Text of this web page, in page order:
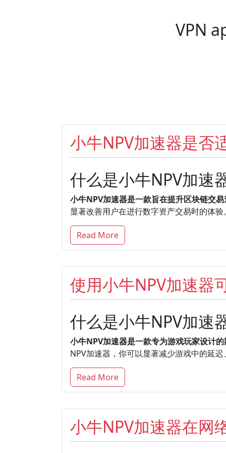
VPN
小牛NPV加速器是否
什么是小牛NPV加速
小牛NPV加速器是一款旨在提升区块链交易
显著改善用户在进行数字资产交易时的体验。
Read More
使用小牛NPV加速器
什么是小牛NPV加速
小牛NPV加速器是一款专为游戏玩家设计
NPV加速器，你可以显著减少游戏中的延
Read More
小牛NPV加速器在网